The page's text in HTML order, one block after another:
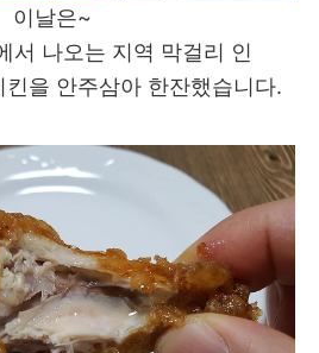
이날은~
서 나오는 지역 막걸리 인
을 안주삼아 한잔했습니다.